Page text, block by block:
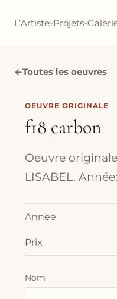
L’Artiste Projets
←Toutes les oeuvres
OEUVRE ORIGINALE
f18 carbon
Oeuvre
LISABEL.
Annee
Prix
Nom